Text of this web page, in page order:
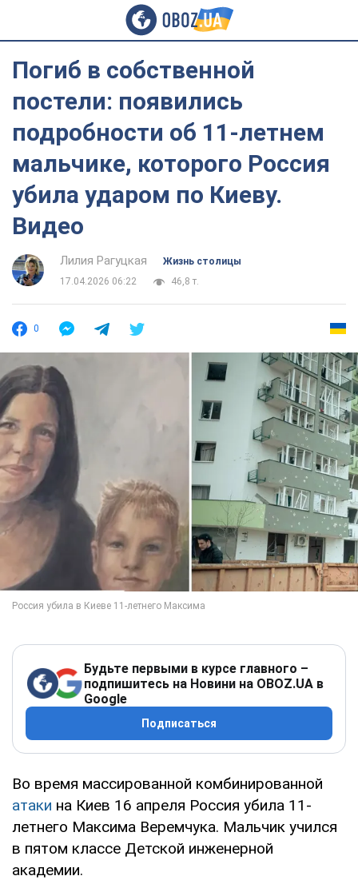
Погиб в собственной
постели: появились
подробности об 11-летнем
мальчике, которого Россия
убила ударом по Киеву.
Видео
Лилия Рагуцкая
Жизнь столицы
17.04.2026 06:22
46,8 т.
0
Будьте первыми в курсе главного –
подпишитесь на Новини на OBOZ.UA в
Google
Подписаться
Во время массированной комбинированной
атаки на Киев 16 апреля Россия убила 11-
летнего Максима Веремчука. Мальчик учился
в пятом классе Детской инженерной
академии.